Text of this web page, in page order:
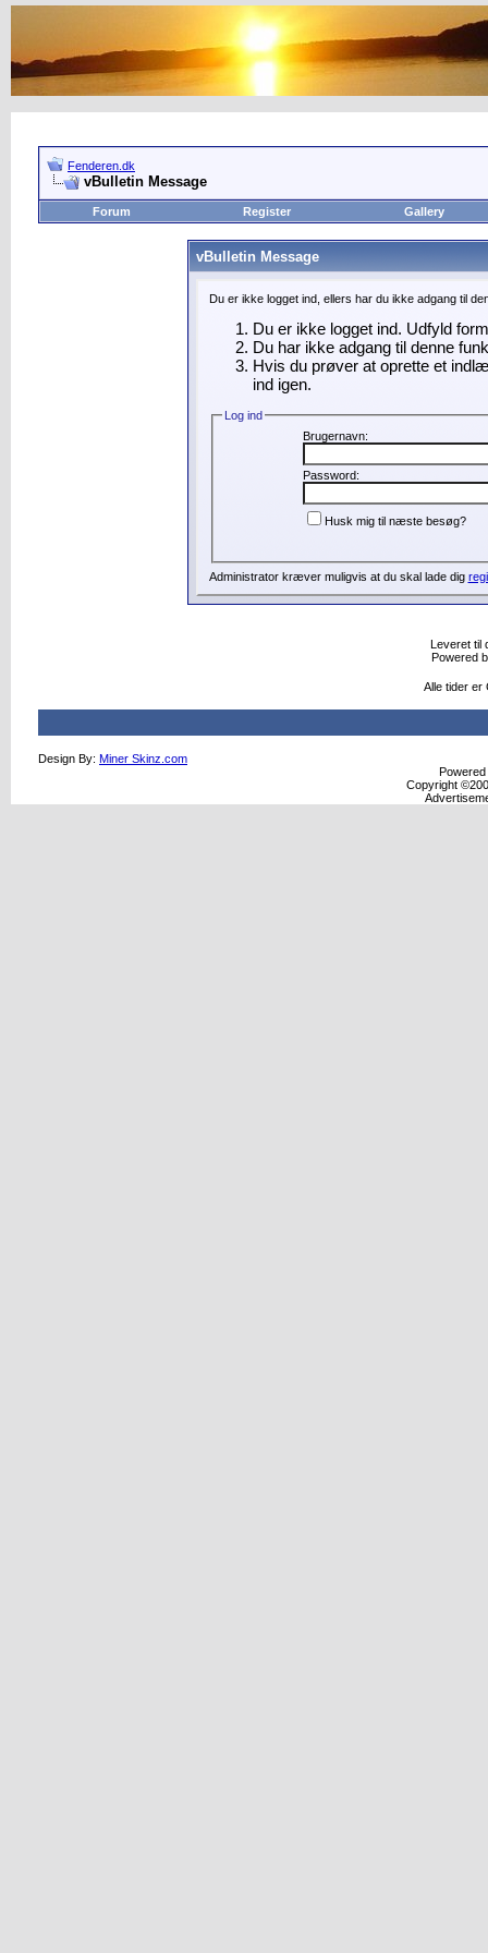
Fenderen.dk
vBulletin Message
Forum Register Gallery
vBulletin Message
Du er ikke logget ind, ellers har du ikke adgang til
Du er ikke logget ind. Udfyld
Du har ikke adgang til denne
Hvis du prøver at oprette et
ind igen.
Log ind
Brugernavn:
Password:
Husk mig til næste besøg?
Administrator kræver muligvis at du skal lade dig
Leveret til
Powered
Alle tider er
Design By: Miner Skinz.com
Copyright